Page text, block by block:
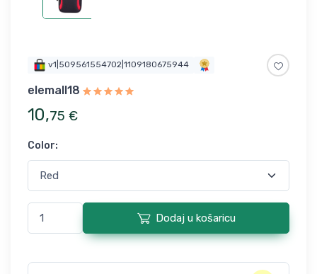
v1|509561554702|1109180675944
elemall18
10,75 €
Color:
Dodaj u košaricu